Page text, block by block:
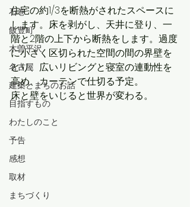
石巻
飯豊町
木曽平沢
名古屋
建築とまちのお話
目指すもの
わたしのこと
予告
感想
取材
まちづくり
住宅の約1/3を断熱がされたスペースに
します。床を剥がし、天井に登り、一
階と2階の上下から断熱をします。過度
に小さく区切られた空間の間の界壁を
とり、広いリビングと寝室の連動性を
高め、カーテンで仕切る予定。
床と壁をいじると世界が変わる。